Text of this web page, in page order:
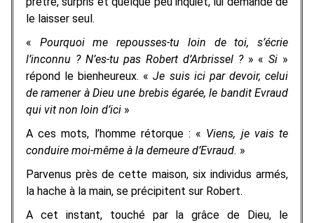
le laisser seul.
« Pourquoi me repousses-tu loin de toi, s’écrie
l’inconnu ? N’es-tu pas Robert d’Arbrissel ?» «Si »
répond le bienheureux. «Je suis ici par devoir, celui
de ramener à Dieu une brebis égarée, le bandit Evraud
qui vit non loin d’ici »
A ces mots, l’homme rétorque : « Viens, je vais te
conduire moi-même à la demeure d’Evraud. »
Parvenus près de cette maison, six individus armés,
la hache à la main, se précipitent sur Robert.
A cet instant, touché par la grâce de Dieu, le